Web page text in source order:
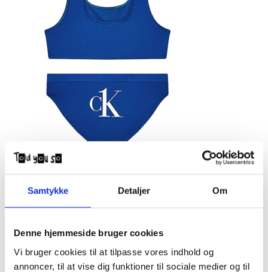
Samtykke Detaljer Om
Denne hjemmeside bruger cookies
Vi bruger cookies til at tilpasse vores indhold og
annoncer, til at vise dig funktioner til sociale medier og til
Calvin Klein Bikini Bralette 800402 Bobby
Blue
Calvin Klein bikini til junior pige.